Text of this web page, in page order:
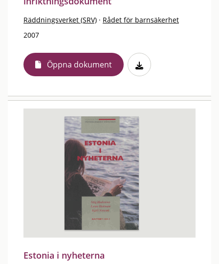
Räddningsverket (SRV) · Rådet för barnsäkerhet
2007
Öppna dokument
Estonia i nyheterna